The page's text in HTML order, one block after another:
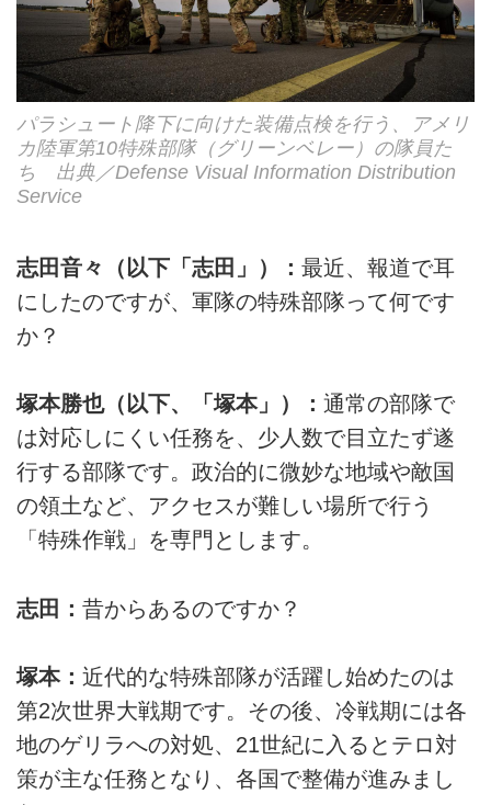
パラシュート降下に向けた装備点検を行う、アメリ
カ陸軍第10特殊部隊（グリーンベレー）の隊員た
ち 出典／Defense Visual Information Distribution
Service
志田音々（以下「志田」）： 最近、報道で耳
にしたのですが、軍隊の特殊部隊って何です
か？
塚本勝也（以下、「塚本」）： 通常の部隊で
は対応しにくい任務を、少人数で目立たず遂
行する部隊です。政治的に微妙な地域や敵国
の領土など、アクセスが難しい場所で行う
「特殊作戦」を専門とします。
志田： 昔からあるのですか？
塚本： 近代的な特殊部隊が活躍し始めたのは
第2次世界大戦期です。その後、冷戦期には各
地のゲリラへの対処、21世紀に入るとテロ対
策が主な任務となり、各国で整備が進みまし